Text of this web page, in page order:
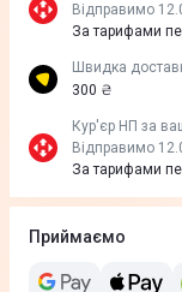
Відправимо
За тарифами
Швидка
300 ₴
Кур'єр НП за
Відправимо
За тарифами
Приймаємо